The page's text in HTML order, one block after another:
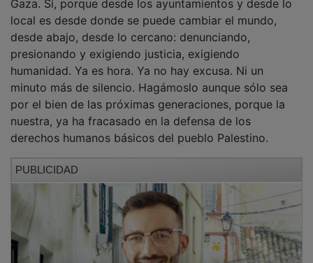
local es desde donde se puede cambiar el mundo,
desde abajo, desde lo cercano: denunciando,
presionando y exigiendo justicia, exigiendo
humanidad. Ya es hora. Ya no hay excusa. Ni un
minuto más de silencio. Hagámoslo aunque sólo sea
por el bien de las próximas generaciones, porque la
nuestra, ya ha fracasado en la defensa de los
derechos humanos básicos del pueblo Palestino.